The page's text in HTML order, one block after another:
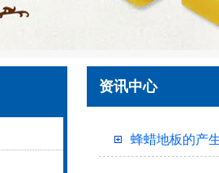
资讯中心
蜂蜡地板的产